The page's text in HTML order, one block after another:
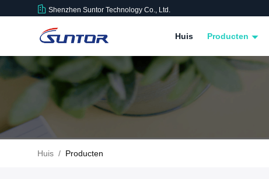
Shenzhen Suntor Technology Co., Ltd.
Huis Producten
Huis / Producten